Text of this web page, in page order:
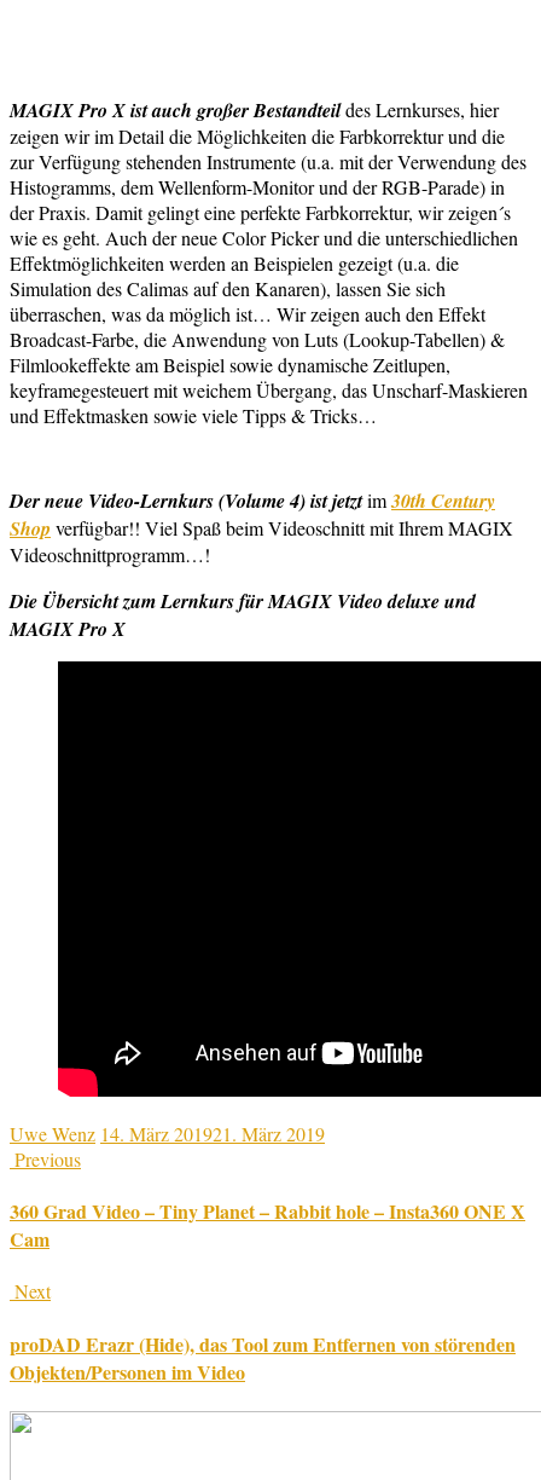
MAGIX Pro X ist auch großer Bestandteildes Lernkurses, hier
zeigen wir im Detail die Möglichkeiten die Farbkorrektur und die
zur Verfügung stehenden Instrumente (u.a. mit der Verwendung des
Histogramms, dem Wellenform-Monitor und der RGB-Parade) in
der Praxis. Damit gelingt eine perfekte Farbkorrektur, wir zeigen´s
wie es geht. Auch der neue Color Picker und die unterschiedlichen
Effektmöglichkeiten werden an Beispielen gezeigt (u.a. die
Simulation des Calimas auf den Kanaren), lassen Sie sich
überraschen, was da möglich ist… Wir zeigen auch den Effekt
Broadcast-Farbe, die Anwendung von Luts (Lookup-Tabellen) &
Filmlookeffekte am Beispiel sowie dynamische Zeitlupen,
keyframegesteuert mit weichem Übergang, das Unscharf-Maskieren
und Effektmasken sowie viele Tipps & Tricks…
Der neue Video-Lernkurs (Volume 4) ist jetztim30th Century
Shop verfügbar!! Viel Spaß beim Videoschnitt mit Ihrem MAGIX
Videoschnittprogramm…!
Die Übersicht zum Lernkurs für MAGIX Video deluxe und
MAGIX Pro X
Uwe Wenz 14. März 201921. März 2019
Previous
360 Grad Video – Tiny Planet – Rabbit hole – Insta360 ONE X
Cam
Next
proDAD Erazr (Hide), das Tool zum Entfernen von störenden
Objekten/Personen im Video